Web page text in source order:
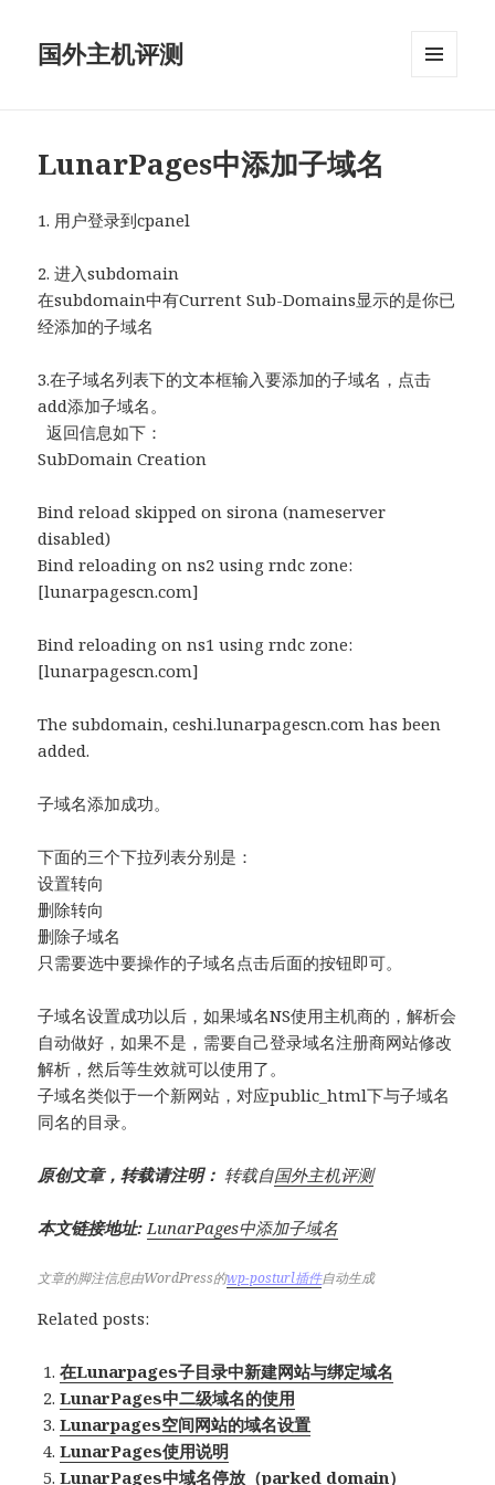
国外主机评测
LunarPages中添加子域名
1. 用户登录到cpanel
2. 进入subdomain
在subdomain中有Current Sub-Domains显示的是你已
经添加的子域名
3.在子域名列表下的文本框输入要添加的子域名，点击
add添加子域名。
返回信息如下：
SubDomain Creation
Bind reload skipped on sirona (nameserver
disabled)
Bind reloading on ns2 using rndc zone:
[lunarpagescn.com]
Bind reloading on ns1 using rndc zone:
[lunarpagescn.com]
The subdomain, ceshi.lunarpagescn.com has been
added.
子域名添加成功。
下面的三个下拉列表分别是：
设置转向
删除转向
删除子域名
只需要选中要操作的子域名点击后面的按钮即可。
子域名设置成功以后，如果域名NS使用主机商的，解析会
自动做好，如果不是，需要自己登录域名注册商网站修改
解析，然后等生效就可以使用了。
子域名类似于一个新网站，对应public_html下与子域名
同名的目录。
原创文章，转载请注明： 转载自国外主机评测
本文链接地址: LunarPages中添加子域名
文章的脚注信息由WordPress的wp-posturl插件自动生成
Related posts:
在Lunarpages子目录中新建网站与绑定域名
LunarPages中二级域名的使用
Lunarpages空间网站的域名设置
LunarPages使用说明
LunarPages中域名停放（parked domain）